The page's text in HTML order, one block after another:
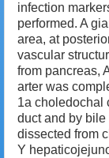
infection
performed. A
area, at
vascular
from pancreas,
arter was
1a choledochal
duct and by bile
dissected from
Y